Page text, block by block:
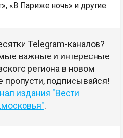
«В Париже ночь» и другие.
Telegram-каналов?
важные и интересные
региона в новом
пропусти, подписывайся!
издания "Вести
.